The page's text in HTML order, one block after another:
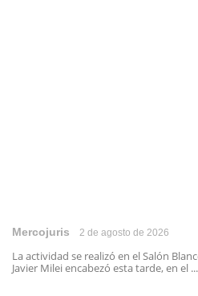
Mercojuris 2 de agosto de 2026
La actividad se realizó en el Salón
Javier Milei encabezó esta tarde, en el ...